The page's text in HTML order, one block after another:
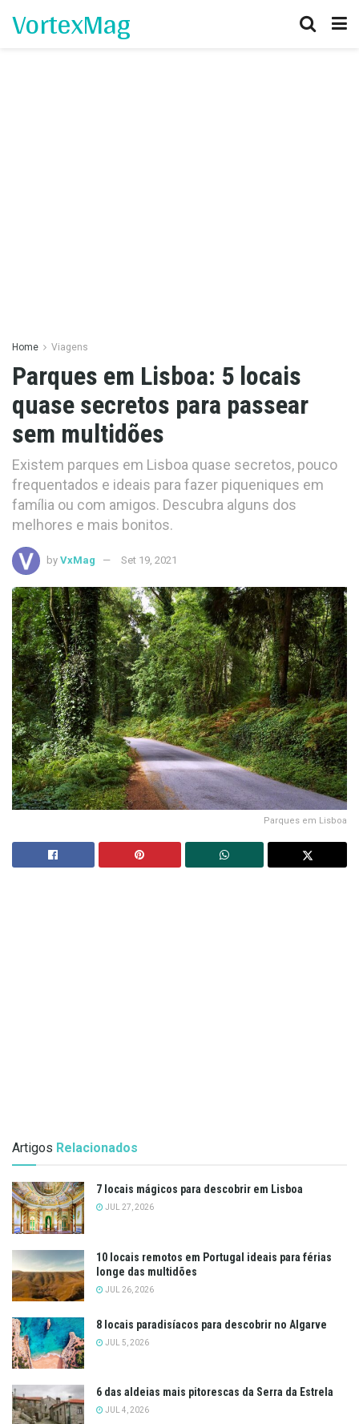
VortexMag
Home Viagens
Parques em Lisboa: 5 locais
quase secretos para passear
sem multidões
Existem parques em Lisboa quase secretos, pouco
frequentados e ideais para fazer piqueniques em
família ou com amigos. Descubra alguns dos
melhores e mais bonitos.
by VxMag Set 19, 2021
Parques em Lisboa
Artigos Relacionados
7 locais mágicos para descobrir em Lisboa
JUL 27, 2026
10 locais remotos em Portugal ideais para férias
longe das multidões
JUL 26, 2026
8 locais paradisíacos para descobrir no Algarve
JUL 5, 2026
6 das aldeias mais pitorescas da Serra da Estrela
JUL 4, 2026